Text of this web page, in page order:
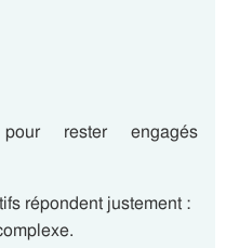
rester engagés
répondent justement :